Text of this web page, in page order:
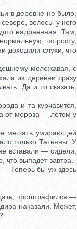
в деревне не было,
волосы у него
надраенная. Там,
по росту,
доходили слухи, что
моложавая, с
из деревни сразу
Да и то сказать:
и та курчавится,
от мороза — летом у
мешать умирающей
только Татьяны. У
вставали — сидели,
что выпадет завтра.
Теперь бы уж здесь
проштрафился —
наказали. Может,